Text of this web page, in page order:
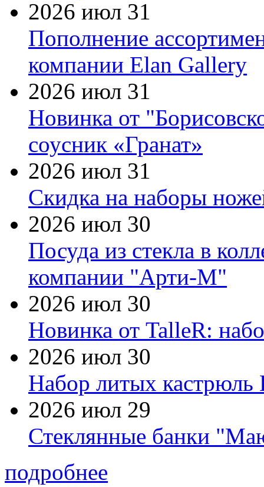
2026 июл 31
Пополнение
компании Elan Gallery
2026 июл 31
Новинка от
соусник «Гранат»
2026 июл 31
Скидка на наборы
2026 июл 30
Посуда из стекла в
компании "Арти-М"
2026 июл 30
Новинка от TalleR:
2026 июл 30
Набор литых кастрюль
2026 июл 29
Стеклянные банки
подробнее